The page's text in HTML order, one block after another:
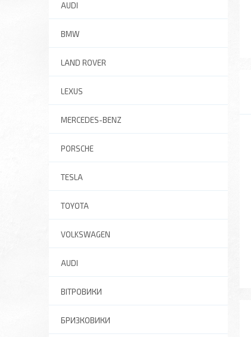
AUDI
BMW
LAND ROVER
LEXUS
MERCEDES-BENZ
PORSCHE
TESLA
TOYOTA
VOLKSWAGEN
AUDI
ВІТРОВИКИ
БРИЗКОВИКИ